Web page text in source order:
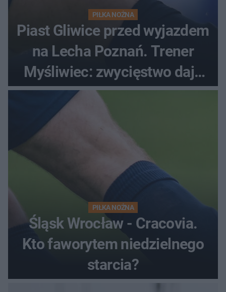
PIŁKA NOŻNA
Piast Gliwice przed wyjazdem
na Lecha Poznań. Trener
Myśliwiec: zwycięstwo daje
satysfakcję
PIŁKA NOŻNA
Śląsk Wrocław - Cracovia.
Kto faworytem niedzielnego
starcia?